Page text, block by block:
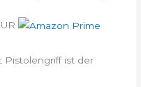
Pistolengriff ist der